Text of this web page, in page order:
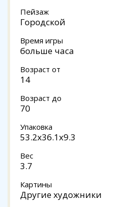
Пейзаж
Городской
Время игры
больше часа
Возраст от
14
Возраст до
70
Упаковка
53.2x36.1x9.3
Вес
3.7
Картины
Другие художники